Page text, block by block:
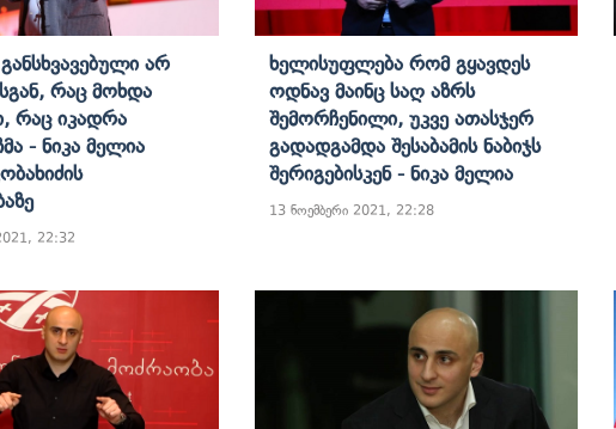
Არ
Რაც Მოხდა
Რაც Იკადრა
- Ნიკა Მელია
22:32
Ხელისუფლება Რომ Გყავდეს
Ოდნავ Მაინც Საღ Აზრს
Შემორჩენილი, Უკვე Ათასჯერ
Გადადგამდა Შესაბამის Ნაბიჯს
Შერიგებისკენ - Ნიკა Მელია
13 ნოემბერი 2021, 22:28